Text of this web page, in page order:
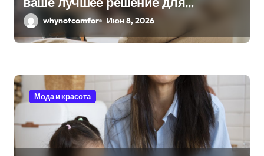
быстрой уборки
whynotcomfor Июн 8, 2026
Мода и красота